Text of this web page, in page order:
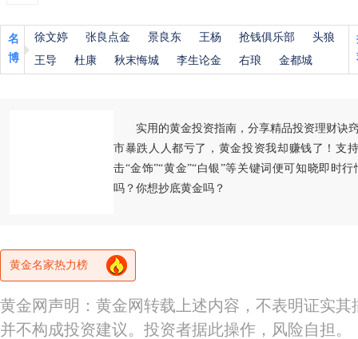
名
博
徐文婷 张良点金 景良东 王杨 抢钱俱乐部
头狼
王导
杜康 秋末悔城 李生论金 右琅 金都城
实用的黄金投资指南，分享精品投资理财诀
市暴跌人人都亏了，黄金投资我却赚钱了！支
击“金饰”“黄金”“白银”等关键词便可知晓即时
吗？你想抄底黄金吗？
黄金名家热力榜
黄金网声明：黄金网转载上述内容，不表明证实
并不构成投资建议。投资者据此操作，风险自担。